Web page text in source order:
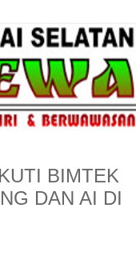
BIMTEK
DAN AI DI